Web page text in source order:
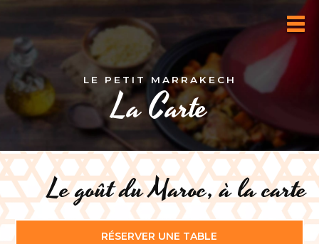
LE PETIT MARRAKECH
La Carte
Le goût du Maroc, à la carte
RÉSERVER UNE TABLE